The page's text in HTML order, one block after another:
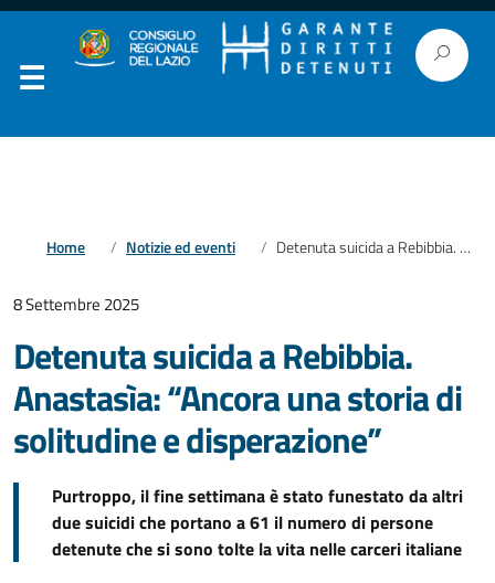
Home Notizie ed eventi Detenuta suicida a Rebibbia. Anastasìa: “Ancora una storia di solitudine e disperazione”
8 Settembre 2025
Detenuta suicida a Rebibbia.
Anastasìa: “Ancora una storia di
solitudine e disperazione”
Purtroppo, il fine settimana è stato funestato da altri
due suicidi che portano a 61 il numero di persone
detenute che si sono tolte la vita nelle carceri italiane